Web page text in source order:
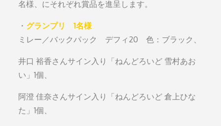
名様、にそれぞれ賞品を進呈します。
・ グランプリ 1名様
ミレー／バックパック デフィ20 色：ブラック、
井口 裕香さんサイン入り「ねんどろいど 雪村あお
い」1個、
阿澄 佳奈さんサイン入り「ねんどろいど 倉上ひな
た」1個、